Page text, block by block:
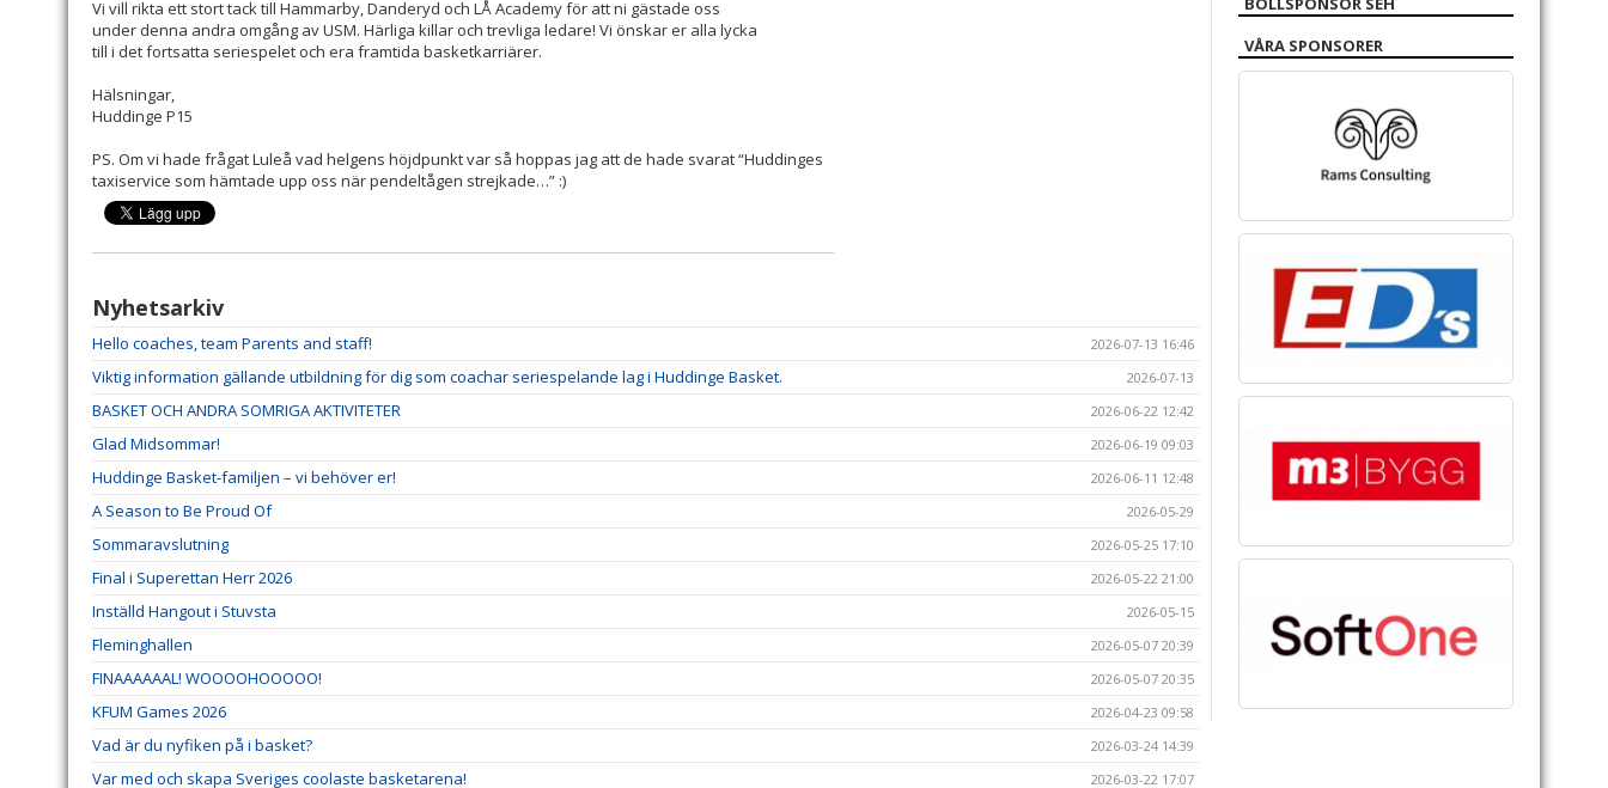
Vi vill rikta ett stort tack till Hammarby, Danderyd och LÅ Academy för att ni gästade oss
under denna andra omgång av USM. Härliga killar och trevliga ledare! Vi önskar er alla lycka
till i det fortsatta seriespelet och era framtida basketkarriärer.
Hälsningar,
Huddinge P15
PS. Om vi hade frågat Luleå vad helgens höjdpunkt var så hoppas jag att de hade svarat “Huddinges
taxiservice som hämtade upp oss när pendeltågen strejkade…” :)
Nyhetsarkiv
Hello coaches, team Parents and staff! 2026-07-13 16:46
Viktig information gällande utbildning för dig som coachar seriespelande lag i Huddinge Basket. 2026-07-13
BASKET OCH ANDRA SOMRIGA AKTIVITETER 2026-06-22 12:42
Glad Midsommar! 2026-06-19 09:03
Huddinge Basket-familjen – vi behöver er! 2026-06-11 12:48
A Season to Be Proud Of 2026-05-29
Sommaravslutning 2026-05-25 17:10
Final i Superettan Herr 2026 2026-05-22 21:00
Inställd Hangout i Stuvsta 2026-05-15
Fleminghallen 2026-05-07 20:39
FINAAAAAAL! WOOOOHOOOOO! 2026-05-07 20:35
KFUM Games 2026 2026-04-23 09:58
Vad är du nyfiken på i basket? 2026-03-24 14:39
Var med och skapa Sveriges coolaste basketarena! 2026-03-22 17:07
VÅRA SPONSORER